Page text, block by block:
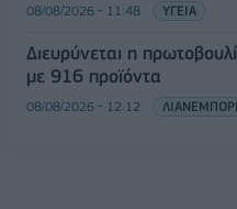
08/08/2026 - 11:48 ΥΓΕΙΑ
Διευρύνεται η
με 916 προϊόντα
08/08/2026 - 12:12